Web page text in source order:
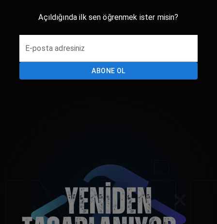
Açıldığında ilk sen öğrenmek ister misin?
E-posta adresiniz
ABONE OL